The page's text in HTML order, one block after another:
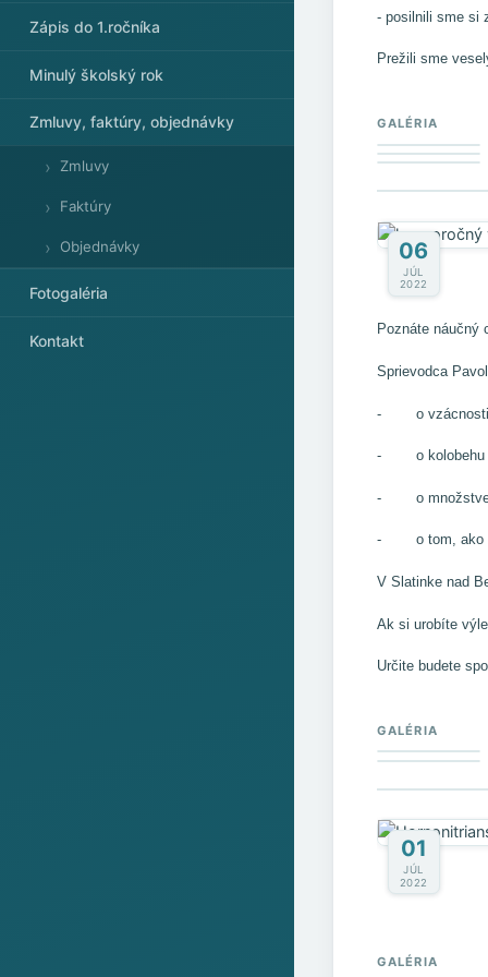
Zápis do 1.ročníka
Minulý školský rok
Zmluvy, faktúry, objednávky
Zmluvy
Faktúry
Objednávky
Fotogaléria
Kontakt
- posilnili sme si
Prežili sme
GALÉRIA
06
JÚL
2022
Poznáte náučný
Sprievodca
- o vzácnosti
- o kolobehu
- o množstve
- o tom, ako
V Slatinke nad
Ak si urobíte
Určite budete
GALÉRIA
01
JÚL
2022
GALÉRIA